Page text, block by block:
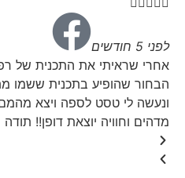
לפני 5 חודשים
אחרי שראיתי את התכנית של
הבחור שהופיע בתכנית ששמו
ונעשה לי טסט לספה ויצא
מדהים וחוויה יוצאת דופן!! תודה